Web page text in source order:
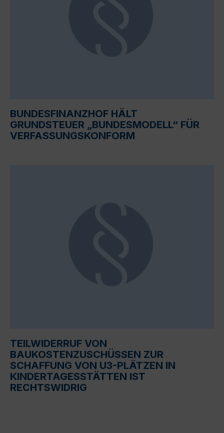
BUNDESFINANZHOF HÄLT
GRUNDSTEUER „BUNDESMODELL“ FÜR
VERFASSUNGSKONFORM
TEILWIDERRUF VON
BAUKOSTENZUSCHÜSSEN ZUR
SCHAFFUNG VON U3-PLÄTZEN IN
KINDERTAGESSTÄTTEN IST
RECHTSWIDRIG